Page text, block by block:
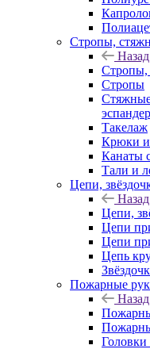
Стропы,
Назад
Стропы,
Стропы
Стяжные
Такелаж
Крюки
Канаты
Тали и
Цепи,
Назад
Цепи,
Цепи
Цепи
Цепь
Пожарные
Назад